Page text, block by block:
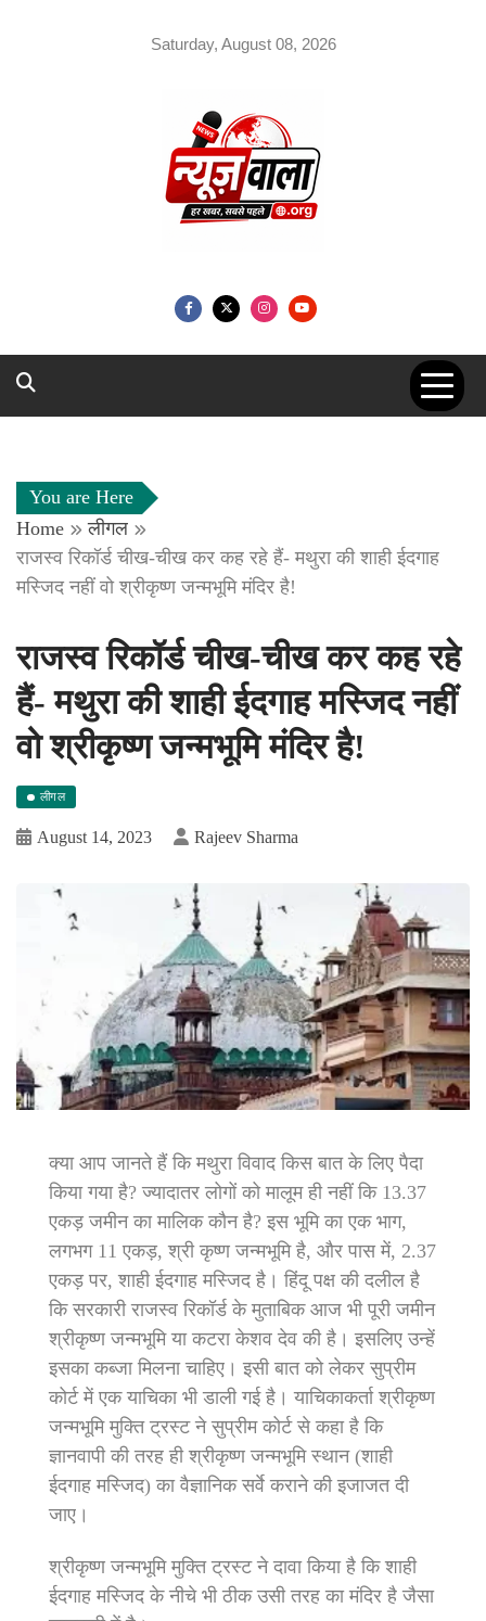
Saturday, August 08, 2026
You are Here
Home
लीगल
राजस्व रिकॉर्ड चीख-चीख कर कह रहे हैं- मथुरा की शाही ईदगाह
मस्जिद नहीं वो श्रीकृष्ण जन्मभूमि मंदिर है!
राजस्व रिकॉर्ड चीख-चीख कर कह रहे
हैं- मथुरा की शाही ईदगाह मस्जिद नहीं
वो श्रीकृष्ण जन्मभूमि मंदिर है!
लीगल
August 14, 2023 Rajeev Sharma
क्या आप जानते हैं कि मथुरा विवाद किस बात के लिए पैदा
किया गया है? ज्यादातर लोगों को मालूम ही नहीं कि 13.37
एकड़ जमीन का मालिक कौन है? इस भूमि का एक भाग,
लगभग 11 एकड़, श्री कृष्ण जन्मभूमि है, और पास में, 2.37
एकड़ पर, शाही ईदगाह मस्जिद है। हिंदू पक्ष की दलील है
कि सरकारी राजस्व रिकॉर्ड के मुताबिक आज भी पूरी जमीन
श्रीकृष्ण जन्मभूमि या कटरा केशव देव की है। इसलिए उन्हें
इसका कब्जा मिलना चाहिए। इसी बात को लेकर सुप्रीम
कोर्ट में एक याचिका भी डाली गई है। याचिकाकर्ता श्रीकृष्ण
जन्मभूमि मुक्ति ट्रस्ट ने सुप्रीम कोर्ट से कहा है कि
ज्ञानवापी की तरह ही श्रीकृष्ण जन्मभूमि स्थान (शाही
ईदगाह मस्जिद) का वैज्ञानिक सर्वे कराने की इजाजत दी
जाए।
श्रीकृष्ण जन्मभूमि मुक्ति ट्रस्ट ने दावा किया है कि शाही
ईदगाह मस्जिद के नीचे भी ठीक उसी तरह का मंदिर है जैसा